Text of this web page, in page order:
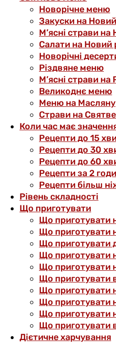
Новорічне меню
Закуски на Новий
М’ясні страви на
Салати на Новий
Новорічні
Різдвяне меню
М’ясні страви на
Великоднє меню
Меню на Масляну
Страви на
Коли час має
Рецепти до 15
Рецепти до 30
Рецепти до 60
Рецепти за 2
Рецепти більш
Рівень складності
Що приготувати
Що приготувати
Що приготувати
Що приготувати
Що приготувати
Що приготувати
Що приготувати
Що приготувати
Що приготувати
Що приготувати
Що приготувати
Дієтичне харчування